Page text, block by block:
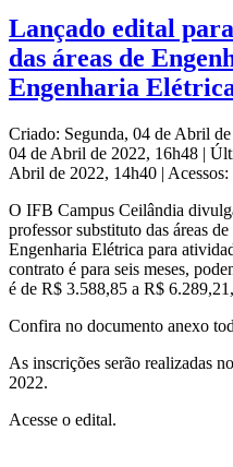
Lançado edital
das áreas de
Engenharia
Criado: Segunda, 04 de Abril
04 de Abril de 2022, 16h48 |
Abril de 2022, 14h40 | Acessos:
O IFB Campus Ceilândia
professor substituto das áreas
Engenharia Elétrica para
contrato é para seis meses,
é de R$ 3.588,85 a R$
Confira no documento anexo
As inscrições serão realizadas
2022.
Acesse o edital.